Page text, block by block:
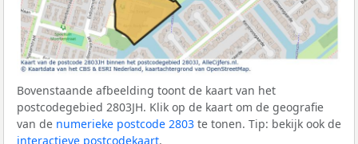
Bovenstaande afbeelding toont de kaart van het
postcodegebied 2803JH. Klik op de kaart om de geografie
van de numerieke postcode 2803 te tonen. Tip: bekijk ook de
interactieve postcodekaart.